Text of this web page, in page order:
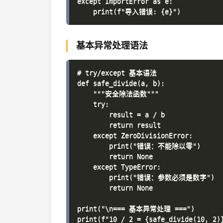
基本异常处理语法
# try/except 基本语法
def safe_divide(a, b):
    """安全除法函数"""
    try:
        result = a / b
        return result
    except ZeroDivisionError:
        print("错误：不能除以零")
        return None
    except TypeError:
        print("错误：参数必须是数字")
        return None
print("\n=== 基本异常处理 ===")
print(f"10 / 2 = {safe_divide(10,